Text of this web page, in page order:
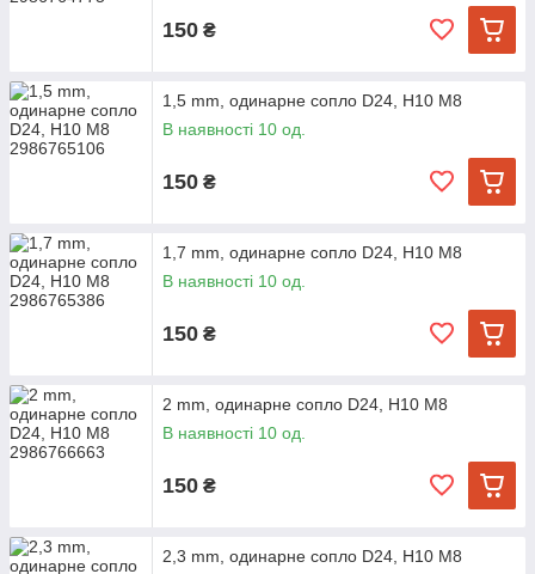
150 ₴
1,5 mm, одинарне сопло D24, H10 M8
В наявності 10 од.
150 ₴
1,7 mm, одинарне сопло D24, H10 M8
В наявності 10 од.
150 ₴
2 mm, одинарне сопло D24, H10 M8
В наявності 10 од.
150 ₴
2,3 mm, одинарне сопло D24, H10 M8